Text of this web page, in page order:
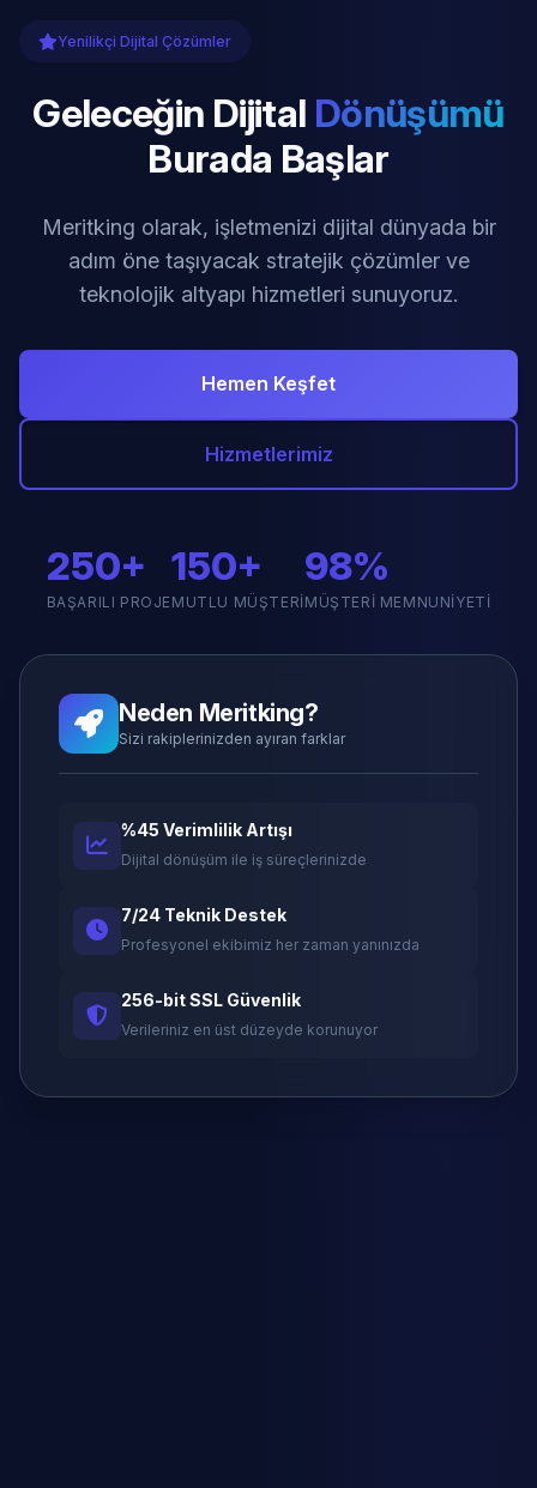
Yenilikçi Dijital Çözümler
Geleceğin Dijital Dönüşümü
Burada Başlar
Meritking olarak, işletmenizi dijital dünyada bir
adım öne taşıyacak stratejik çözümler ve
teknolojik altyapı hizmetleri sunuyoruz.
Hemen Keşfet
Hizmetlerimiz
250+
BAŞARILI PROJE
150+
MUTLU MÜŞTERI
98%
MÜŞTERI MEMNUNIYETI
Neden Meritking?
Sizi rakiplerinizden ayıran farklar
%45 Verimlilik Artışı
Dijital dönüşüm ile iş süreçlerinizde
7/24 Teknik Destek
Profesyonel ekibimiz her zaman yanınızda
256-bit SSL Güvenlik
Verileriniz en üst düzeyde korunuyor